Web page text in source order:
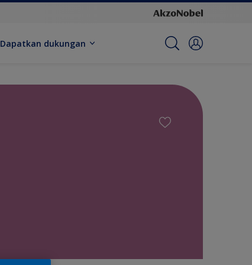
Dapatkan dukungan